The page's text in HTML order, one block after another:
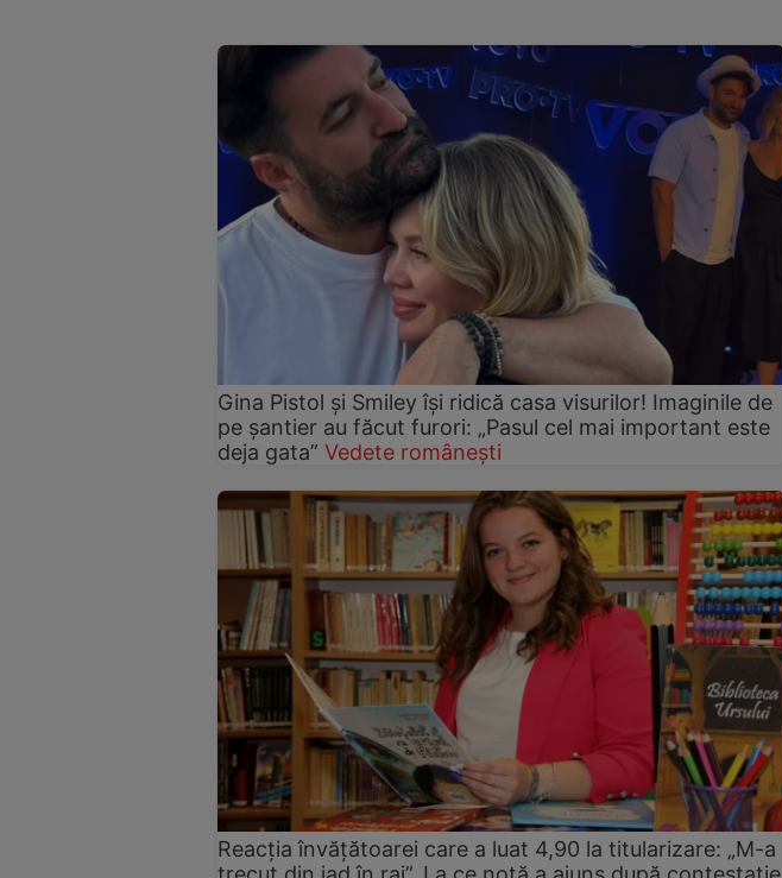
Gina Pistol și Smiley își ridică casa visurilor! Imaginile de
pe șantier au făcut furori: „Pasul cel mai important este
deja gata” Vedete românești
Reacția învățătoarei care a luat 4,90 la titularizare: „M-a